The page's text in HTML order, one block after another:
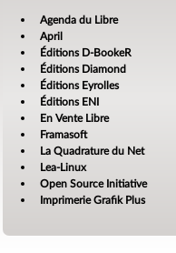
Agenda du Libre
April
Éditions D-BookeR
Éditions Diamond
Éditions Eyrolles
Éditions ENI
En Vente Libre
Framasoft
La Quadrature du Net
Lea-Linux
Open Source Initiative
Imprimerie Grafik Plus